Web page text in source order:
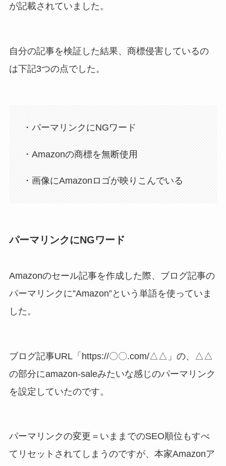
が記載されていました。
自分の記事を検証した結果、商標侵害しているの
は下記3つの点でした。
・パーマリンクにNGワード
・Amazonの商標を無断使用
・画像にAmazonロゴが映りこんでいる
パーマリンクにNGワード
Amazonのセール記事を作成した際、ブログ記事の
パーマリンクに”Amazon”という単語を使っていま
した。
ブログ記事URL「https://〇〇.com/△△」の、△△
の部分にamazon-saleみたいな感じのパーマリンク
を設定していたのです。
パーマリンクの変更＝いままでのSEO順位もすべ
てリセットされてしまうのですが、本家Amazonア